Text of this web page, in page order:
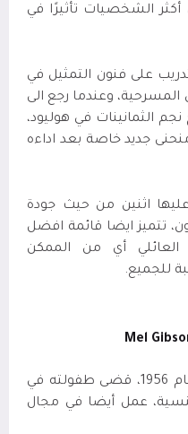
الشخصيات تأثيرًا في
على فنون التمثيل في
المسرحية، وعندما رجع الى
نجم الثمانينات في هوليود،
جديد خاصة بعد اداءه
اثنين من حيث جودة
تتميز ايضا قائمة افضل
العائلي أي من الممكن
للجميع.
Mel
ولد ميل جيبسون في نيويورك عام 1956، قضى طفولته في
عمل أيضا في مجال